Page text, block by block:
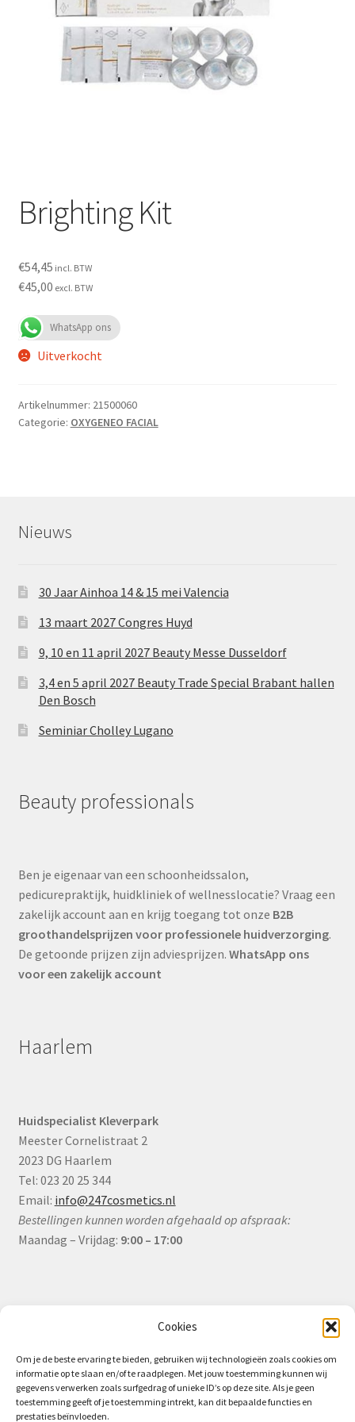
Cookies
Om je de beste ervaring te bieden, gebruiken wij technologieën zoals cookies om
informatie op te slaan en/of te raadplegen. Met jouw toestemming kunnen wij
gegevens verwerken zoals surfgedrag of unieke ID’s op deze site. Als je geen
toestemming geeft of je toestemming intrekt, kan dit bepaalde functies en
prestaties beïnvloeden.
SALON BENODIGDHEDEN
OUTLET
Brighting Kit
€54,45 incl. BTW
€45,00 excl. BTW
WhatsApp ons
Uitverkocht
Artikelnummer: 21500060
Categorie: OXYGENEO FACIAL
Nieuws
30 Jaar Ainhoa 14 & 15 mei Valencia
13 maart 2027 Congres Huyd
9, 10 en 11 april 2027 Beauty Messe Dusseldorf
3,4 en 5 april 2027 Beauty Trade Special Brabant hallen
Den Bosch
Seminiar Cholley Lugano
Beauty professionals
Ben je eigenaar van een schoonheidssalon,
pedicurepraktijk, huidkliniek of wellnesslocatie? Vraag een
zakelijk account aan en krijg toegang tot onze B2B
groothandelsprijzen voor professionele huidverzorging.
De getoonde prijzen zijn adviesprijzen. WhatsApp ons
voor een zakelijk account
Haarlem
Huidspecialist Kleverpark
Meester Cornelistraat 2
2023 DG Haarlem
Tel: 023 20 25 344
Email: info@247cosmetics.nl
Bestellingen kunnen worden afgehaald op afspraak:
Maandag – Vrijdag: 9:00 – 17:00
Algemene Voorwaarden (B2B)
Privacy & Cookiebeleid